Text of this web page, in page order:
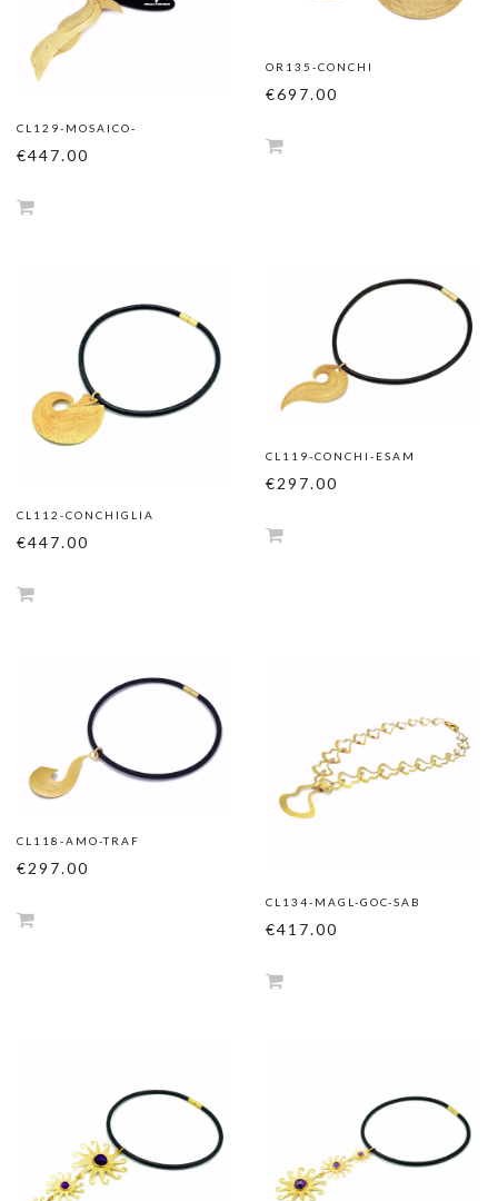
CL129-MOSAICO-
€447.00
OR135-CONCHI
€697.00
CL112-CONCHIGLIA
€447.00
CL119-CONCHI-ESAM
€297.00
CL118-AMO-TRAF
€297.00
CL134-MAGL-GOC-SAB
€417.00